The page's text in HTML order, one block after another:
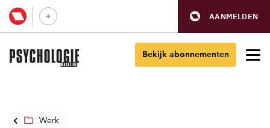
AANMELDEN
Bekijk abonnementen
Werk